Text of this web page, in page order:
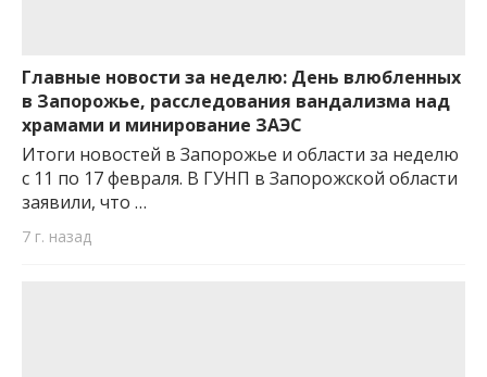
Главные новости за неделю: День влюбленных
в Запорожье, расследования вандализма над
храмами и минирование ЗАЭС
Итоги новостей в Запорожье и области за неделю
с 11 по 17 февраля. В ГУНП в Запорожской области
заявили, что …
7 г. назад